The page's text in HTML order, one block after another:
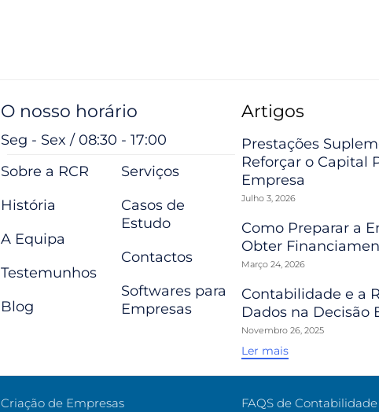
O nosso horário
Seg - Sex / 08:30 - 17:00
Sobre a RCR
História
A Equipa
Testemunhos
Blog
Serviços
Casos de
Estudo
Contactos
Softwares para
Empresas
Artigos
Prestações
Reforçar o Capital
Empresa
Julho 3, 2026
Como Preparar a
Obter
Março 24, 2026
Contabilidade e a
Dados na Decisão
Novembro 26, 2025
Ler mais
Criação de Empresas
FAQS de Contabilidade